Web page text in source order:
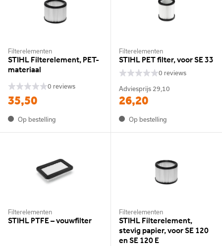
Filterelementen
STIHL Filterelement, PET-
materiaal
0 reviews
35,50
Op bestelling
Filterelementen
STIHL PET filter, voor SE 33
0 reviews
Adviesprijs 29,10
26,20
Op bestelling
Filterelementen
STIHL PTFE – vouwfilter
Filterelementen
STIHL Filterelement,
stevig papier, voor SE 120
en SE 120 E